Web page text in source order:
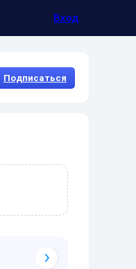
Вход
Подписаться